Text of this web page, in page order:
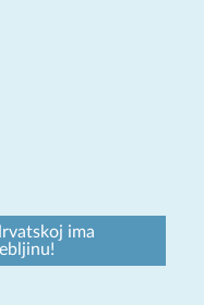
ima